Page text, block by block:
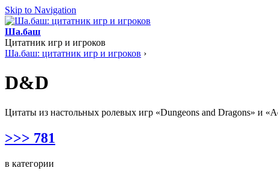
Skip to Navigation
Ша.баш
Цитатник игр и игроков
Ша.баш: цитатник игр и игроков ›
D&D
Цитаты из настольных ролевых игр «Dungeons and Dragons» и
>>> 781
в категории